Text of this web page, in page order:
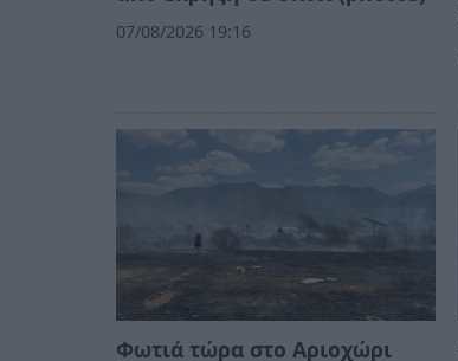
07/08/2026 19:16
Φωτιά τώρα στο Αριοχώρι